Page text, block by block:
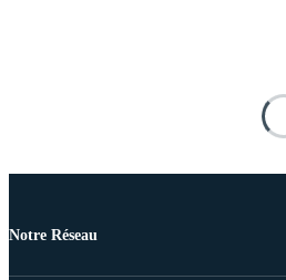
Notre Réseau